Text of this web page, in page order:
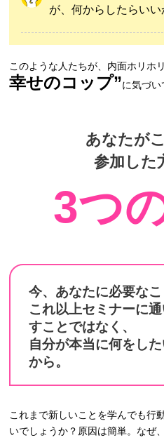
が、何からしたらいい
このような人たちが、内面ホリホ
幸せのコップ”に気づい
あなたが
参加した
3つ
今、あなたに必要なこ
これ以上セミナーに
すことではなく、
自分が本当に何をし
から。
これまで新しいことを学んでも行
いでしょうか？原因は簡単。なぜ